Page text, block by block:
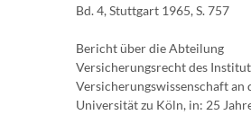
Bd. 4, Stuttgart 1965, S. 757
Bericht über die Abteilung
Versicherungsrecht des
Versicherungswissenschaft an
Universität zu Köln, in: 25